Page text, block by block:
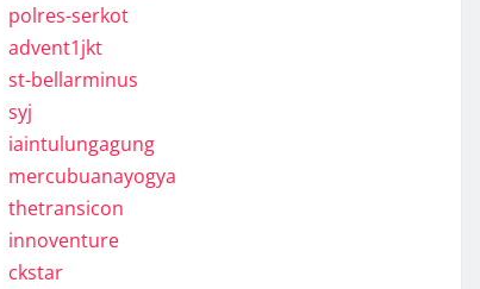
polres-serkot
advent1jkt
st-bellarminus
syj
iaintulungagung
mercubuanayogya
thetransicon
innoventure
ckstar